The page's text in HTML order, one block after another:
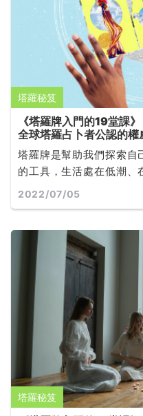
塔羅秘笈
《塔羅牌入門的19堂課
全球塔羅占卜者公認的
撰寫
塔羅牌是幫助我們探索自
的工具，生活處在低潮、
們常常只是需要知道一個
麼時候才結束」一樣的
2022/07/05
塔羅秘笈